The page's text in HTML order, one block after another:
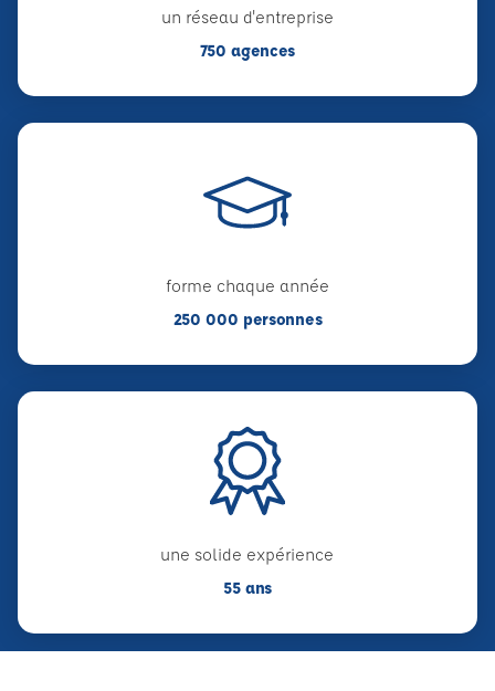
un réseau d'entreprise
750 agences
forme chaque année
250 000 personnes
une solide expérience
55 ans